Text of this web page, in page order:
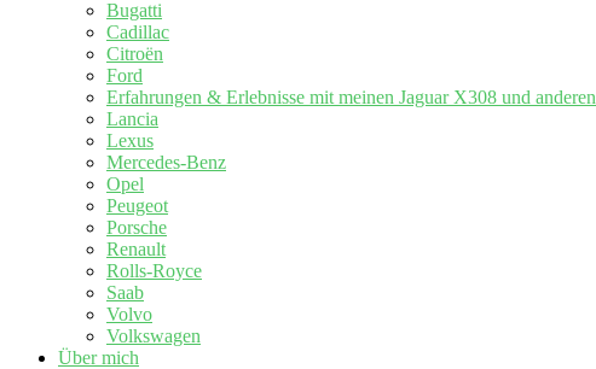
Bugatti
Cadillac
Citroën
Ford
Erfahrungen & Erlebnisse mit meinen Jaguar X308 und
Lancia
Lexus
Mercedes-Benz
Opel
Peugeot
Porsche
Renault
Rolls-Royce
Saab
Volvo
Volkswagen
Über mich